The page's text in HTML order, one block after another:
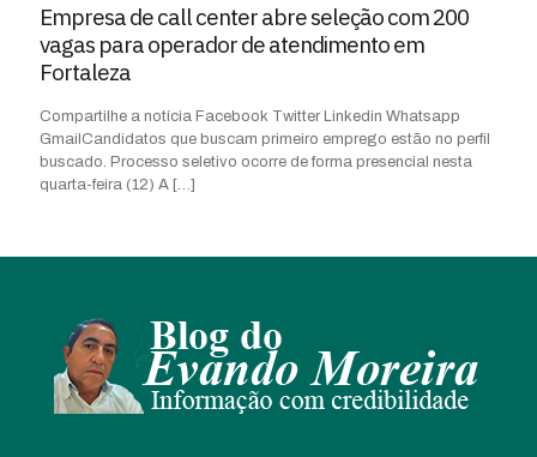
Empresa de call center abre seleção com 200
vagas para operador de atendimento em
Fortaleza
Compartilhe a notícia Facebook Twitter Linkedin Whatsapp
GmailCandidatos que buscam primeiro emprego estão no perfil
buscado. Processo seletivo ocorre de forma presencial nesta
quarta-feira (12) A […]